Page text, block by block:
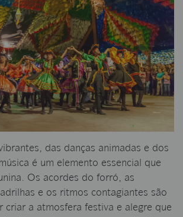
das danças animadas e dos
é um elemento essencial que
Os acordes do forró, as
e os ritmos contagiantes são
criar a atmosfera festiva e alegre que